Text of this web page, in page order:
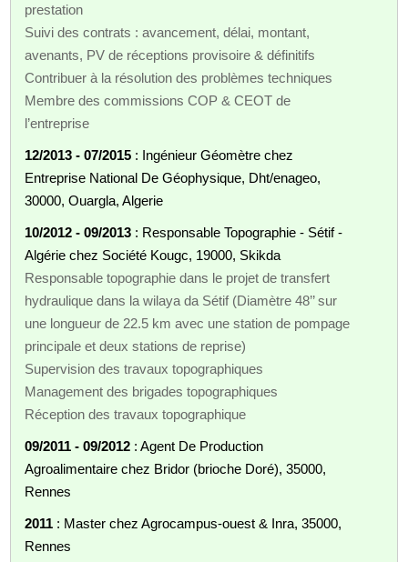
prestation
Suivi des contrats : avancement, délai, montant,
avenants, PV de réceptions provisoire & définitifs
Contribuer à la résolution des problèmes techniques
Membre des commissions COP & CEOT de
l’entreprise
12/2013 - 07/2015 : Ingénieur Géomètre chez
Entreprise National De Géophysique, Dht/enageo,
30000, Ouargla, Algerie
10/2012 - 09/2013 : Responsable Topographie - Sétif -
Algérie chez Société Kougc, 19000, Skikda
Responsable topographie dans le projet de transfert
hydraulique dans la wilaya da Sétif (Diamètre 48’’ sur
une longueur de 22.5 km avec une station de pompage
principale et deux stations de reprise)
Supervision des travaux topographiques
Management des brigades topographiques
Réception des travaux topographique
09/2011 - 09/2012 : Agent De Production
Agroalimentaire chez Bridor (brioche Doré), 35000,
Rennes
2011 : Master chez Agrocampus-ouest & Inra, 35000,
Rennes